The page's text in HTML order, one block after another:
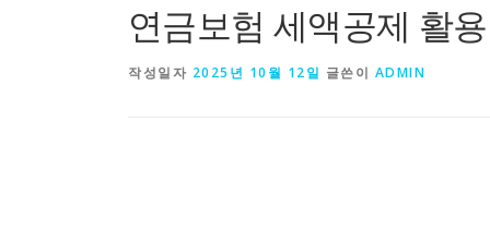
연금보험 세액공제 활
작성일자 2025년 10월 12일 글쓴이 ADMIN